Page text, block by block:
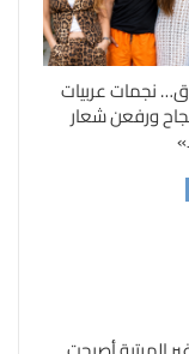
نجمات عربيات
ورفعن شعار